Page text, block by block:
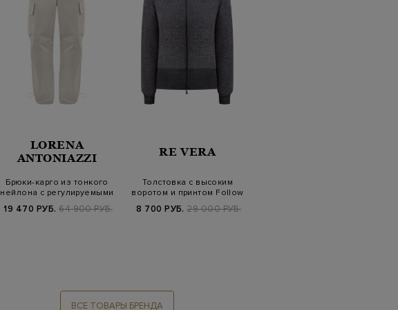
LORENA
ANTONIAZZI
Брюки-карго из тонкого
нейлона с регулируемыми
19 470 РУБ. 64 900 РУБ.
RE VERA
Толстовка с высоким
воротом и принтом Follow
8 700 РУБ. 29 000 РУБ.
ВСЕ ТОВАРЫ БРЕНДА